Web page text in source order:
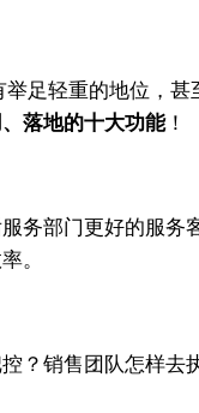
足轻重的地位，
落地的十大功能！
务部门更好的服务
。
？销售团队怎样